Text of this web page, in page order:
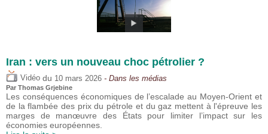
Iran : vers un nouveau choc pétrolier ?
Vidéo du 10 mars 2026 - Dans les médias
Par Thomas Grjebine
Les conséquences économiques de l’escalade au Moyen-Orient et
de la flambée des prix du pétrole et du gaz mettent à l'épreuve les
marges de manœuvre des États pour limiter l’impact sur les
économies européennes.